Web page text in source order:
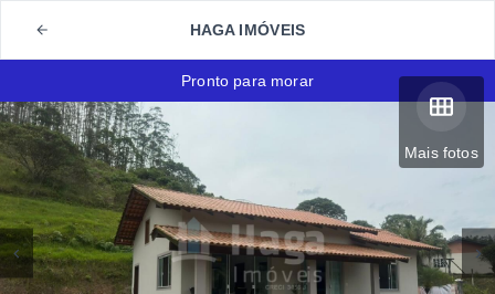
HAGA IMÓVEIS
Mais fotos
Pronto para morar